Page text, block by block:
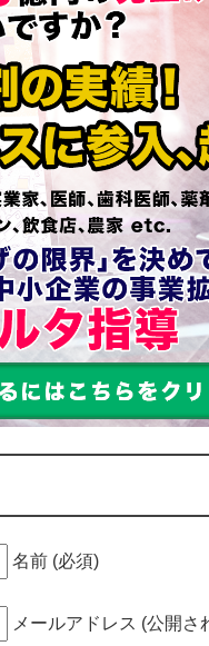
名前 (必須)
メールアドレス (公開さ